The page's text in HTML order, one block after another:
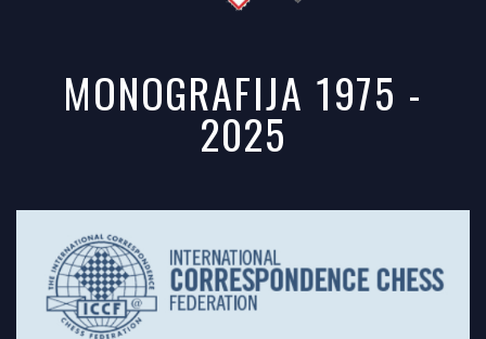
MONOGRAFIJA 1975 -
2025